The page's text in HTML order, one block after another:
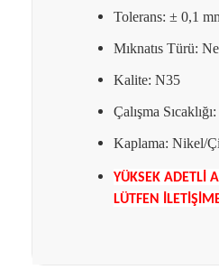
Tolerans: ± 0,1
Mıknatıs Türü:
Kalite: N35
Çalışma
Kaplama: Nikel/
YÜKSEK ADETLİ
LÜTFEN
Yorumunuz
İade Gönderimi Nasıl